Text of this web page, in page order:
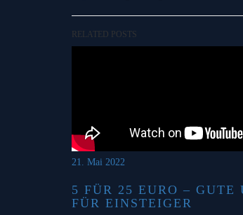
RELATED POSTS
21. Mai 2022
5 FÜR 25 EURO – GUTE
FÜR EINSTEIGER